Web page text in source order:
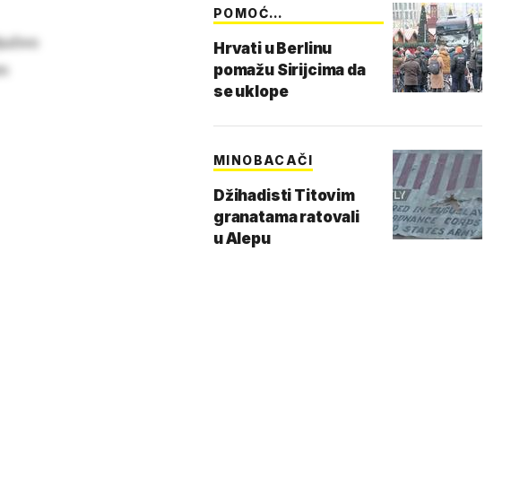
POMOĆ
Hrvati u Berlinu
pomažu Sirijcima da
se uklope
MINOBACAČI
Džihadisti Titovim
granatama ratovali
u Alepu